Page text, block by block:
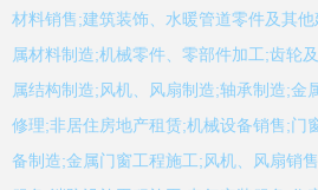
材料销售;建筑装饰、水暖管道零件及其
属材料制造;机械零件、零部件加工;齿轮
属结构制造;风机、风扇制造;轴承制造;金
修理;非居住房地产租赁;机械设备销售;门
备制造;金属门窗工程施工;风机、风扇销